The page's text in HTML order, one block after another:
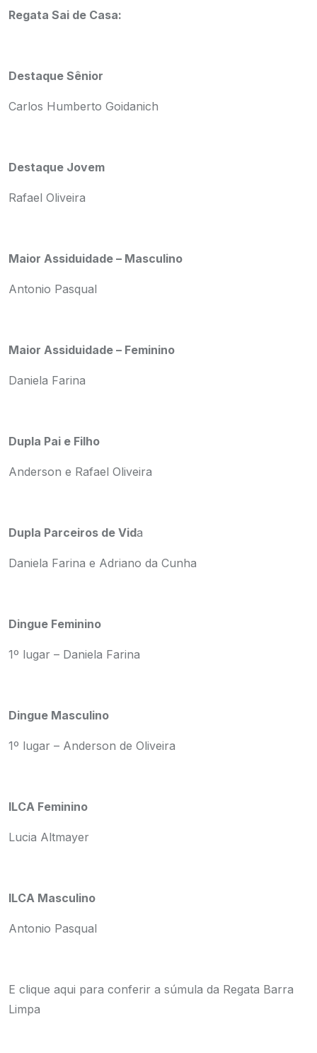
Regata Sai de Casa:
Destaque Sênior
Carlos Humberto Goidanich
Destaque Jovem
Rafael Oliveira
Maior Assiduidade – Masculino
Antonio Pasqual
Maior Assiduidade – Feminino
Daniela Farina
Dupla Pai e Filho
Anderson e Rafael Oliveira
Dupla Parceiros de Vida
Daniela Farina e Adriano da Cunha
Dingue Feminino
1º lugar – Daniela Farina
Dingue Masculino
1º lugar – Anderson de Oliveira
ILCA Feminino
Lucia Altmayer
ILCA Masculino
Antonio Pasqual
E clique aqui para conferir a súmula da Regata Barra
Limpa